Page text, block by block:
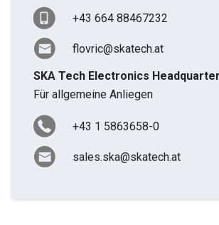
+43 664 88467232
flovric@skatech.at
SKA Tech Electronics Headquarter
Für allgemeine Anliegen
+43 1 5863658-0
sales.ska@skatech.at